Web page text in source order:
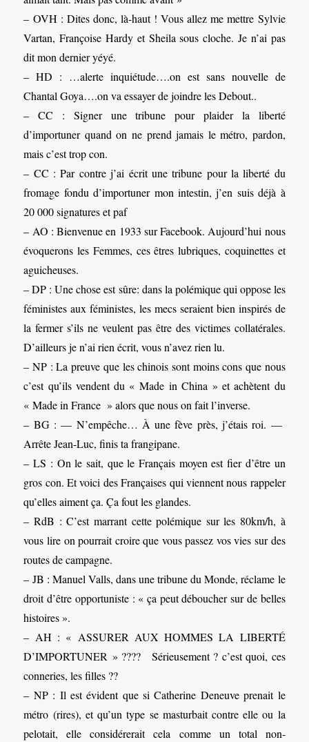
– OVH : Dites donc, là-haut ! Vous allez me mettre Sylvie
Vartan, Françoise Hardy et Sheila sous cloche. Je n’ai pas
dit mon dernier yéyé.
– HD : …alerte inquiétude….on est sans nouvelle de
Chantal Goya….on va essayer de joindre les Debout..
– CC : Signer une tribune pour plaider la liberté
d’importuner quand on ne prend jamais le métro, pardon,
mais c’est trop con.
– CC : Par contre j’ai écrit une tribune pour la liberté du
fromage fondu d’importuner mon intestin, j’en suis déjà à
20 000 signatures et paf
– AO : Bienvenue en 1933 sur Facebook. Aujourd’hui nous
évoquerons les Femmes, ces êtres lubriques, coquinettes et
aguicheuses.
– DP : Une chose est sûre: dans la polémique qui oppose les
féministes aux féministes, les mecs seraient bien inspirés de
la fermer s’ils ne veulent pas être des victimes collatérales.
D’ailleurs je n’ai rien écrit, vous n’avez rien lu.
– NP : La preuve que les chinois sont moins cons que nous
c’est qu’ils vendent du « Made in China » et achètent du
« Made in France » alors que nous on fait l’inverse.
– BG : — N’empêche… À une fève près, j’étais roi. —
Arrête Jean-Luc, finis ta frangipane.
– LS : On le sait, que le Français moyen est fier d’être un
gros con. Et voici des Françaises qui viennent nous rappeler
qu’elles aiment ça. Ça fout les glandes.
– RdB : C’est marrant cette polémique sur les 80km/h, à
vous lire on pourrait croire que vous passez vos vies sur des
routes de campagne.
– JB : Manuel Valls, dans une tribune du Monde, réclame le
droit d’être opportuniste : « ça peut déboucher sur de belles
histoires ».
– AH : « ASSURER AUX HOMMES LA LIBERTÉ
D’IMPORTUNER » ???? Sérieusement ? c’est quoi, ces
conneries, les filles ??
– NP : Il est évident que si Catherine Deneuve prenait le
métro (rires), et qu’un type se masturbait contre elle ou la
pelotait, elle considérerait cela comme un total non-